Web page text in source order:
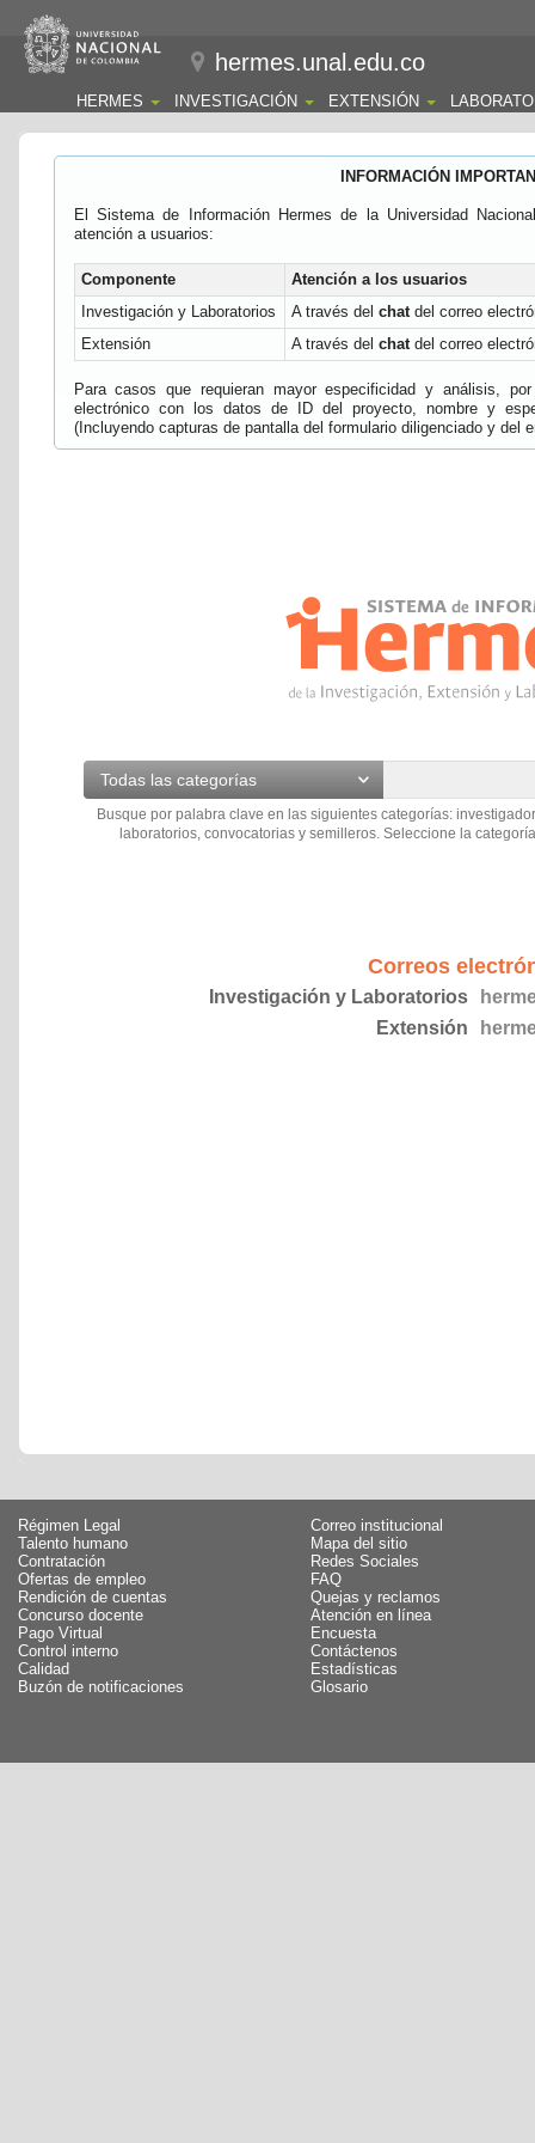
hermes.unal.edu.co
HERMES INVESTIGACIÓN EXTENSIÓN
INFORMACIÓN
El Sistema de Información Hermes de la Universidad
atención a usuarios:
Componente
Atención a los usuarios
Investigación y Laboratorios
A través del chatdel correo
Extensión
A través del chatdel correo
Para casos que requieran mayor especificidad y análisis,
electrónico con los datos de ID del proyecto, nombre y
(Incluyendo capturas de pantalla del formulario diligenciado y del
Todas las categorías
Busque por palabra clave en las siguientes categorías:
laboratorios, convocatorias y semilleros. Seleccione la
Correos
Investigación y Laboratorios
Extensión
Régimen Legal
Talento humano
Contratación
Ofertas de empleo
Rendición de cuentas
Concurso docente
Pago Virtual
Control interno
Calidad
Buzón de notificaciones
Correo institucional
Mapa del sitio
Redes Sociales
FAQ
Quejas y reclamos
Atención en línea
Encuesta
Contáctenos
Estadísticas
Glosario